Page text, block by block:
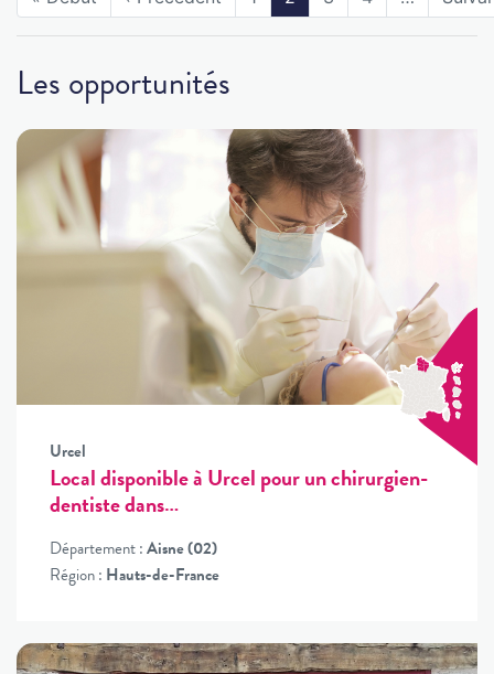
Les opportunités
Urcel
Local disponible à Urcel pour un chirurgien-
dentiste dans…
Département :Aisne (02)
Région : Hauts-de-France